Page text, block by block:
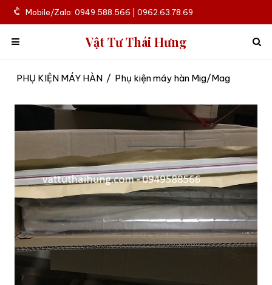
Mobile/Zalo: 0949.588.566 | 0962.63.78.69
Vật Tư Thái Hưng
PHỤ KIỆN MÁY HÀN / Phụ kiện máy hàn Mig/Mag